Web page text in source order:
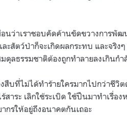
นว่าเราชอบคัดค้านขัดขวางการพั
ะสัตว์ป่าก็จะเกิดผลกระทบ และจริ
ดุลธรรมชาติต้องถูกทำลายลงเกินกำ
สืบที่ไม่ได้ทำร้ายใครมากไปกว่าชีวิต
ร้สาระ เลิกใช้ระเบิด ใช้ปืนมาทำเรื่
กรให้อยู่ถึงอนาคตกันเถอะ